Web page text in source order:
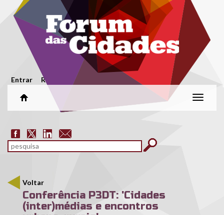
Passar para o conteúdo principal
Menu secundário
Entrar Registar
Alterar
Formulário de pesquisa
pesquisar
Voltar
Conferência P3DT: 'Cidades
(inter)médias e encontros